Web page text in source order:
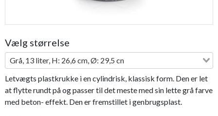
Vælg størrelse
Grå, 13 liter, H: 26,6 cm, Ø: 29,5 cn
Letvægts plastkrukke i en cylindrisk, klassisk form. Den er let
at flytte rundt på og passer til det meste med sin lette grå farve
med beton- effekt. Den er fremstillet i genbrugsplast.